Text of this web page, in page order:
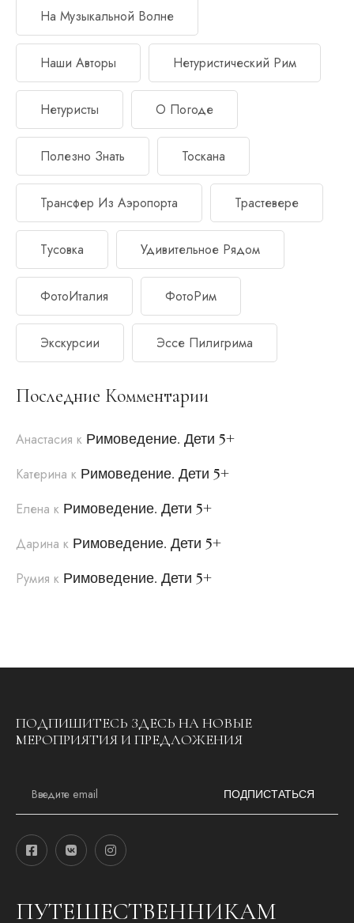
На Музыкальной Волне
Наши Авторы Нетуристический Рим
Нетуристы О Погоде
Полезно Знать Тоскана
Трансфер Из Аэропорта Трастевере
Тусовка Удивительное Рядом
ФотоИталия ФотоРим
Экскурсии Эссе Пилигрима
Последние Комментарии
Анастасия к Римоведение. Дети 5+
Катерина к Римоведение. Дети 5+
Елена к Римоведение. Дети 5+
Дарина к Римоведение. Дети 5+
Румия к Римоведение. Дети 5+
ПОДПИШИТЕСЬ ЗДЕСЬ НА НОВЫЕ
МЕРОПРИЯТИЯ И ПРЕДЛОЖЕНИЯ
a
l
*
ПОДПИСТАТЬСЯ
ПУТЕШЕСТВЕННИКАМ